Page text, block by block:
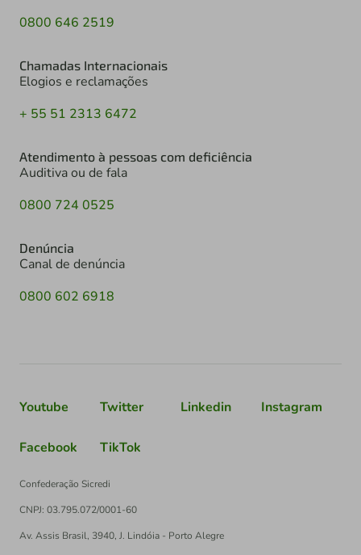
0800 646 2519
Chamadas Internacionais
Elogios e reclamações
+ 55 51 2313 6472
Atendimento à pessoas com deficiência
Auditiva ou de fala
0800 724 0525
Denúncia
Canal de denúncia
0800 602 6918
Youtube Twitter Linkedin Instagram
Facebook TikTok
Confederação Sicredi
CNPJ: 03.795.072/0001-60
Av. Assis Brasil, 3940, J. Lindóia - Porto Alegre